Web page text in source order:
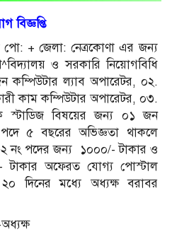
বিজ্ঞপ্তি
+ জেলা: নেত্রকোণা এর জন্য
ও সরকারি নিয়োগবিধি
কম্পিউটার ল্যাব অপারেটর, ০২.
কাম কম্পিউটার অপারেটর, ০৩.
স্টাডিজ বিষয়ের জন্য ০১ জন
৫ বছরের অভিজ্ঞতা থাকলে
নং পদের জন্য ১০০০/- টাকার ও
অফেরত যোগ্য পোস্টাল
২০ দিনের মধ্যে অধ্যক্ষ বরাবর